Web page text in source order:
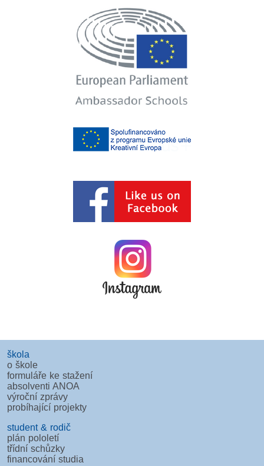
škola
o škole
formuláře ke stažení
absolventi ANOA
výroční zprávy
probíhající projekty
student & rodič
plán pololetí
třídní schůzky
financování studia